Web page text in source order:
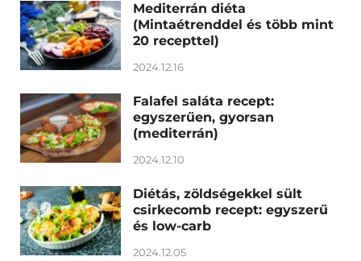
Mediterrán diéta
(Mintaétrenddel és több mint
20 recepttel)
2024.12.16
Falafel saláta recept:
egyszerűen, gyorsan
(mediterrán)
2024.12.10
Diétás, zöldségekkel sült
csirkecomb recept: egyszerű
és low-carb
2024.12.05